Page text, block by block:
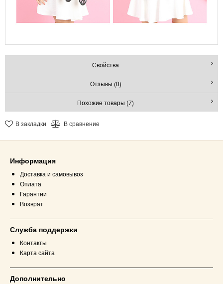
Свойства
Отзывы (0)
Похожие товары (7)
В закладки В сравнение
Информация
Доставка и самовывоз
Оплата
Гарантии
Возврат
Служба поддержки
Контакты
Карта сайта
Дополнительно